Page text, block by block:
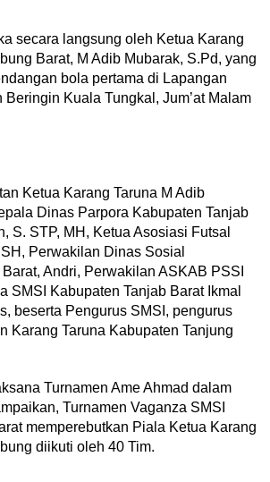
secara langsung oleh Ketua Karang
Barat, M Adib Mubarak, S.Pd, yang
bola pertama di Lapangan
Beringin Kuala Tungkal, Jum’at Malam
Ketua Karang Taruna M Adib
Dinas Parpora Kabupaten Tanjab
S. STP, MH, Ketua Asosiasi Futsal
Perwakilan Dinas Sosial
Andri, Perwakilan ASKAB PSSI
SMSI Kabupaten Tanjab Barat Ikmal
beserta Pengurus SMSI, pengurus
Karang Taruna Kabupaten Tanjung
Turnamen Ame Ahmad dalam
Turnamen Vaganza SMSI
memperebutkan Piala Ketua Karang
diikuti oleh 40 Tim.